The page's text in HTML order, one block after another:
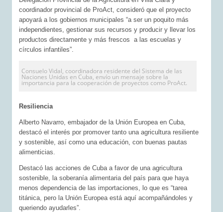
coordinador provincial de ProAct, consideró que el proyecto
apoyará a los gobiernos municipales “a ser un poquito más
independientes, gestionar sus recursos y producir y llevar los
productos directamente y más frescos a las escuelas y
círculos infantiles”.
Consuelo Vidal, coordinadora residente del Sistema de las
Naciones Unidas en Cuba, envío un mensaje sobre la
importancia para la cooperación de proyectos como ProAct.
Resiliencia
Alberto Navarro, embajador de la Unión Europea en Cuba,
destacó el interés por promover tanto una agricultura resiliente
y sostenible, así como una educación, con buenas pautas
alimenticias.
Destacó las acciones de Cuba a favor de una agricultura
sostenible, la soberanía alimentaria del país para que haya
menos dependencia de las importaciones, lo que es “tarea
titánica, pero la Unión Europea está aquí acompañándoles y
queriendo ayudarles”.